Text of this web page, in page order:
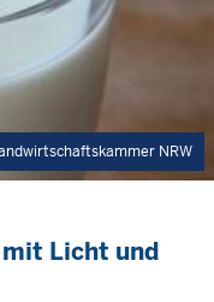
NRW
Licht und